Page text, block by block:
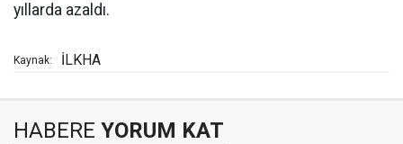
yıllarda azaldı.
Kaynak: İLKHA
HABERE YORUM KAT